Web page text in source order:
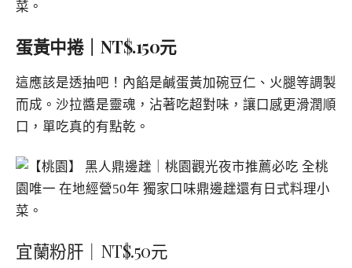
蛋黃中捲｜NT$.150元
這應該是透抽吧！內餡是鹹蛋黃加碗豆仁、火腿等調製
而成。沙拉醬是靈魂，沾著吃超對味，讓口感更滑潤順
口，單吃真的有點乾。
宜蘭粉肝｜NT$.50元